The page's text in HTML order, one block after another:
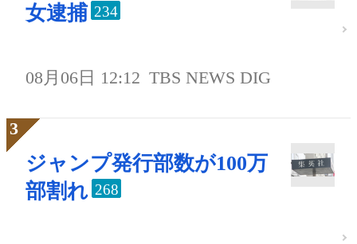
女逮捕 234
08月06日 12:12 TBS NEWS DIG
ジャンプ発行部数が100万
部割れ 268